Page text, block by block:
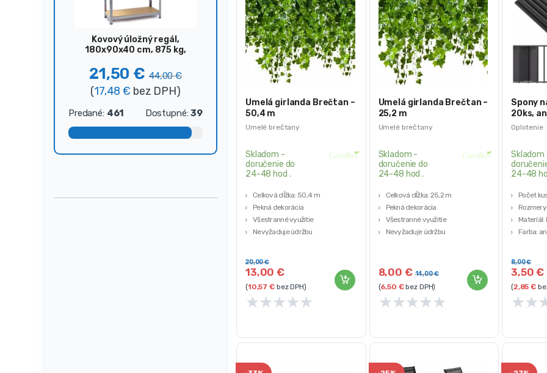
Umelé brečtany
Umelá girlanda Brečtan –
50,4 m
Skladom -
doručenie do
24-48 hod .
Celková dĺžka: 50,4 m
Pekná dekorácia
Všestranné využitie
Nevyžaduje údržbu
13,00€
20,00€
(10,57€bez DPH)
★★★★★
Umelé brečtany
Umelá girlanda Brečtan –
25,2 m
Skladom -
doručenie do
24-48 hod .
Celková dĺžka: 25,2 m
Pekná dekorácia
Všestranné využitie
Nevyžaduje údržbu
8,00 € 14,00€
(6,50 €bez DPH)
★★★★★
Oplotenie
Spony
20ks,
Skladom
24-48
Počet
Materiál:
Farba:
3,50€
8,00€
(2,85€
★★
Kovový úložný regál,
180x90x40 cm, 875 kg,
21,50 € 44,00€
(17,48€ bez DPH)
Predané: 461 Dostupné:39